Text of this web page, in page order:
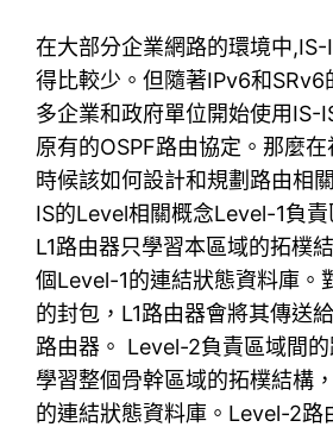
在大部分企業網路的環境中,IS-
得比較少。但隨著IPv6和SRv6
多企業和政府單位開始使用IS-
原有的OSPF路由協定。那麼
時候該如何設計和規劃路由相
IS的Level相關概念Level-1負責
L1路由器只學習本區域的拓樸
個Level-1的連結狀態資料庫。
的封包，L1路由器會將其傳送
路由器。 Level-2負責區域間
學習整個骨幹區域的拓樸結構
的連結狀態資料庫。Level-2路